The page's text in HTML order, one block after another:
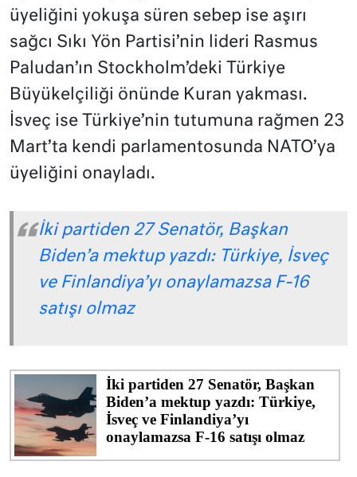
üyeliğini yokuşa süren sebep ise aşırı
sağcı Sıkı Yön Partisi’nin lideri Rasmus
Paludan’ın Stockholm’deki Türkiye
Büyükelçiliği önünde Kuran yakması.
İsveç ise Türkiye’nin tutumuna rağmen 23
Mart’ta kendi parlamentosunda NATO’ya
üyeliğini onayladı.
İki partiden 27 Senatör, Başkan
Biden’a mektup yazdı: Türkiye, İsveç
ve Finlandiya’yı onaylamazsa F-16
satışı olmaz